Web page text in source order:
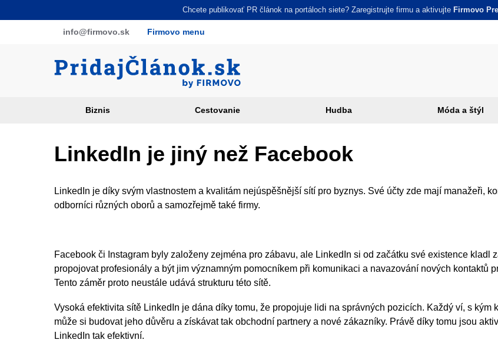
na
Chcete publikovať PR článok na portáloch siete? Zaregistrujte firmu a aktivujte Firmovo
info@firmovo.sk Firmovo menu
categories
Biznis Cestovanie Hudba Móda a štýl
LinkedIn je jiný než Facebook
LinkedIn je díky svým vlastnostem a kvalitám nejúspěšnější sítí pro byznys. Své účty zde mají manažeři,
odborníci různých oborů a samozřejmě také firmy.
Facebook či Instagram byly založeny zejména pro zábavu, ale LinkedIn si od začátku své existence kladl
propojovat profesionály a být jim významným pomocníkem při komunikaci a navazování nových kontaktů
Tento záměr proto neustále udává strukturu této sítě.
Vysoká efektivita sítě LinkedIn je dána díky tomu, že propojuje lidi na správných pozicích. Každý ví, s kým
může si budovat jeho důvěru a získávat tak obchodní partnery a nové zákazníky. Právě díky tomu jsou
LinkedIn tak efektivní.